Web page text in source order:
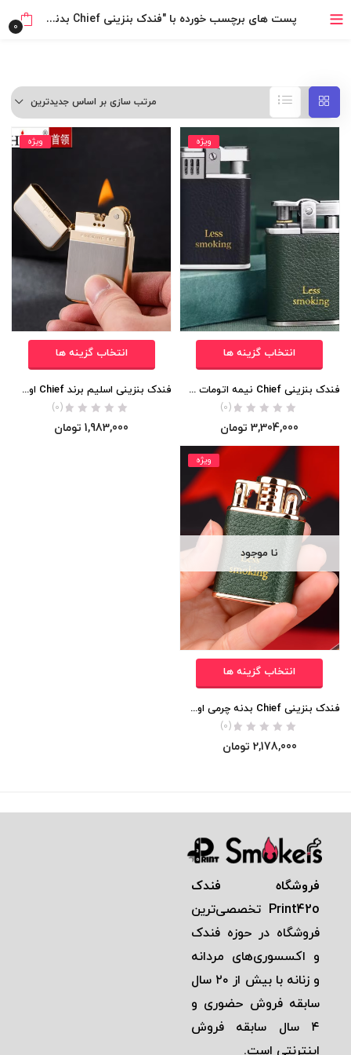
خرید قسطی با ترب‌پی پست های برچسب خورده با "فندک بنزینی Chief بدنه چرمی" 0
مرتب سازی بر اساس جدیدترین
ویژه
انتخاب گزینه ها
فندک بنزینی Chief نیمه اتومات بدنه چرمی اورجینال
(0)
3,304,000 تومان
ویژه
انتخاب گزینه ها
فندک بنزینی اسلیم برند Chief اورجینال
(0)
1,983,000 تومان
ویژه
نا موجود
انتخاب گزینه ها
فندک بنزینی Chief بدنه چرمی اورجینال
(0)
2,178,000 تومان
فروشگاه فندک
Print42o تخصصی‌ترين
فروشگاه در حوزه فندک
و اكسسوری‌های مردانه
و زنانه با بيش از ٢٠ سال
سابقه فروش حضوری و
٤ سال سابقه فروش
اينترنتی است.